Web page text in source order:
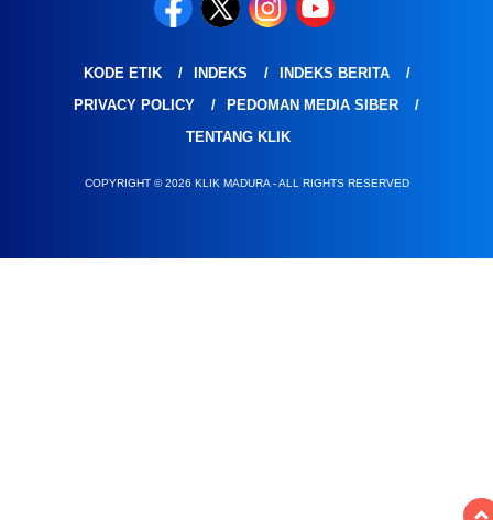
KODE ETIK INDEKS
INDEKS BERITA
PRIVACY POLICY
PEDOMAN MEDIA SIBER
TENTANG KLIK
COPYRIGHT © 2026 KLIK MADURA - ALL RIGHTS RESERVED